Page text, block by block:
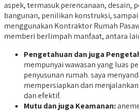
aspek, termasuk perencanaan, desain,
bangunan, penilikan konstruksi,
menggunakan Kontraktor Rumah
memberi berlimpah manfaat, antara
Pengetahuan dan juga
mempunyai wawasan yang luas
penyusunan rumah. saya
mempersiapkan dan
dan efektif.
Mutu dan juga Keamanan: